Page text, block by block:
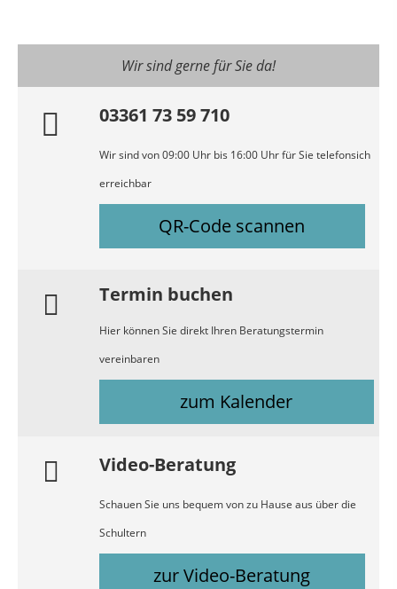
Wir sind gerne für Sie da!
03361 73 59 710
Wir sind von 09:00 Uhr bis 16:00 Uhr für Sie telefonsich
erreichbar
QR-Code scannen
Termin buchen
Hier können Sie direkt Ihren Beratungstermin
vereinbaren
zum Kalender
Video-Beratung
Schauen Sie uns bequem von zu Hause aus über die
Schultern
zur Video-Beratung